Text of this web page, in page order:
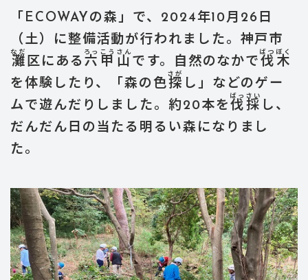
「ECOWAYの森」で、2024年10月26日
（土）に整備活動が行われました。神戸市
灘
なだ
区にある 六甲山
ろっこうさん
です。自然のなかで 伐木
ばつぼく
を体験したり、「森の色探
さが
し」などのゲー
ムで遊んだりしました。約20本を 伐採
ばっさい
し、
だんだん日の当たる明るい森になりまし
た。